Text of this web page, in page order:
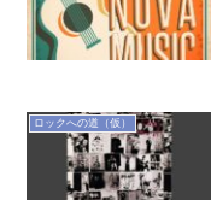
ロックへの道（仮）